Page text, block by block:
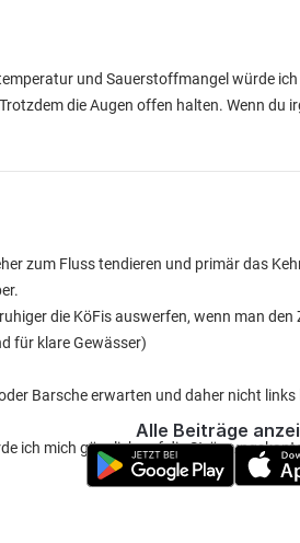
und Sauerstoffmangel würde
die Augen offen halten. Wenn du
zum Fluss tendieren und primär das
die KöFis auswerfen, wenn man
für klare Gewässer)
Barsche erwarten und daher nicht links
ich mich gänzlich auf die
Alle Beiträge